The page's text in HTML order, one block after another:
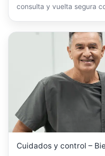
consulta y vuelta segura
Cuidados y control –